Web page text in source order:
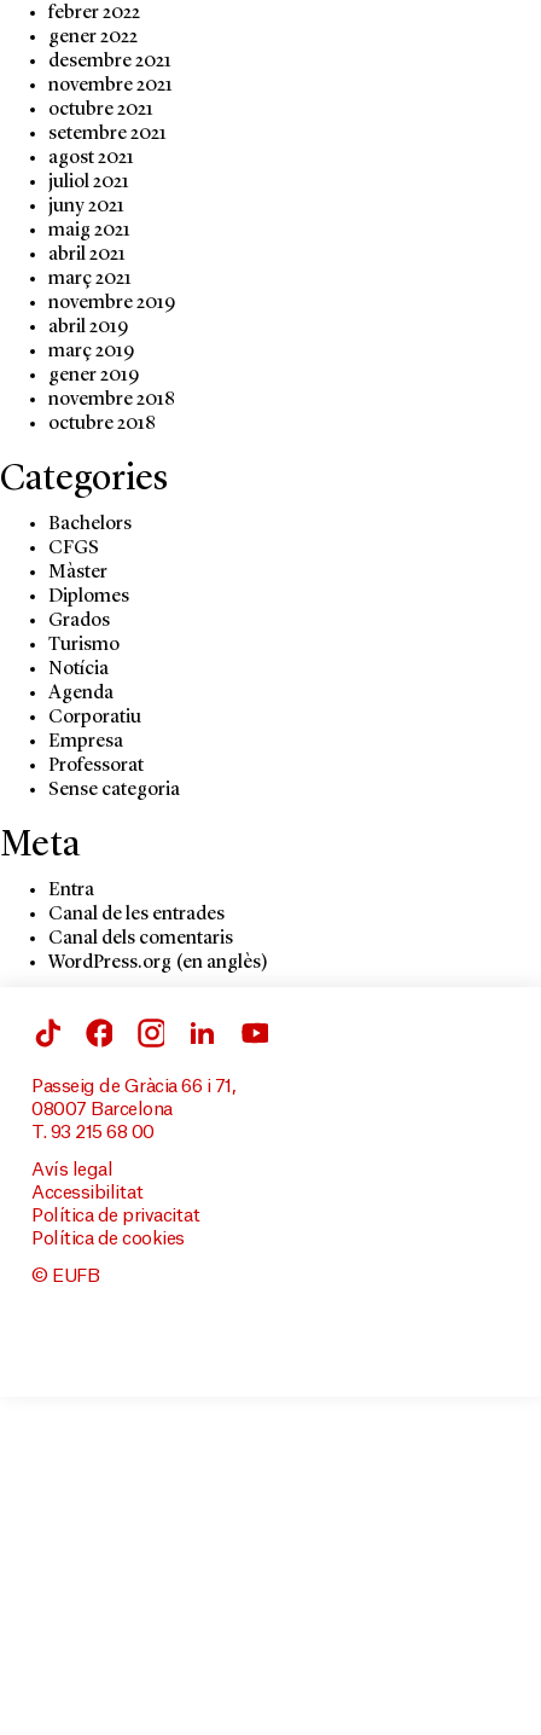
febrer 2022
gener 2022
desembre 2021
novembre 2021
octubre 2021
setembre 2021
agost 2021
juliol 2021
juny 2021
maig 2021
abril 2021
març 2021
novembre 2019
abril 2019
març 2019
gener 2019
novembre 2018
octubre 2018
Categories
Bachelors
CFGS
Màster
Diplomes
Grados
Turismo
Notícia
Agenda
Corporatiu
Empresa
Professorat
Sense categoria
Meta
Entra
Canal de les entrades
Canal dels comentaris
WordPress.org (en anglès)
Passeig de Gràcia 66 i 71,
08007 Barcelona
T. 93 215 68 00
Avís legal
Accessibilitat
Política de privacitat
Política de cookies
© EUFB